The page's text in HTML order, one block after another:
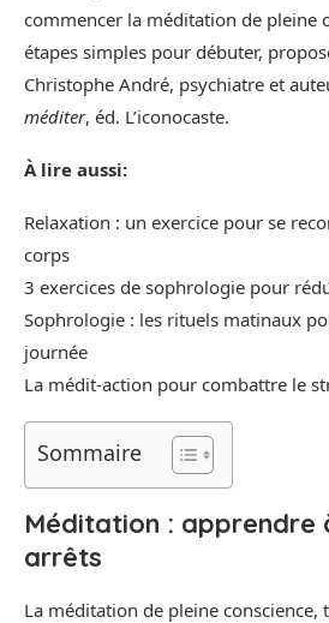
commencer la méditation de pleine
étapes simples pour débuter,
Christophe André, psychiatre et
méditer, éd. L’iconocaste.
À lire aussi:
Relaxation : un exercice pour se
corps
3 exercices de sophrologie pour
Sophrologie : les rituels matinaux
journée
La médit-action pour combattre le
Sommaire
Méditation : apprendre
arrêts
La méditation de pleine conscience,